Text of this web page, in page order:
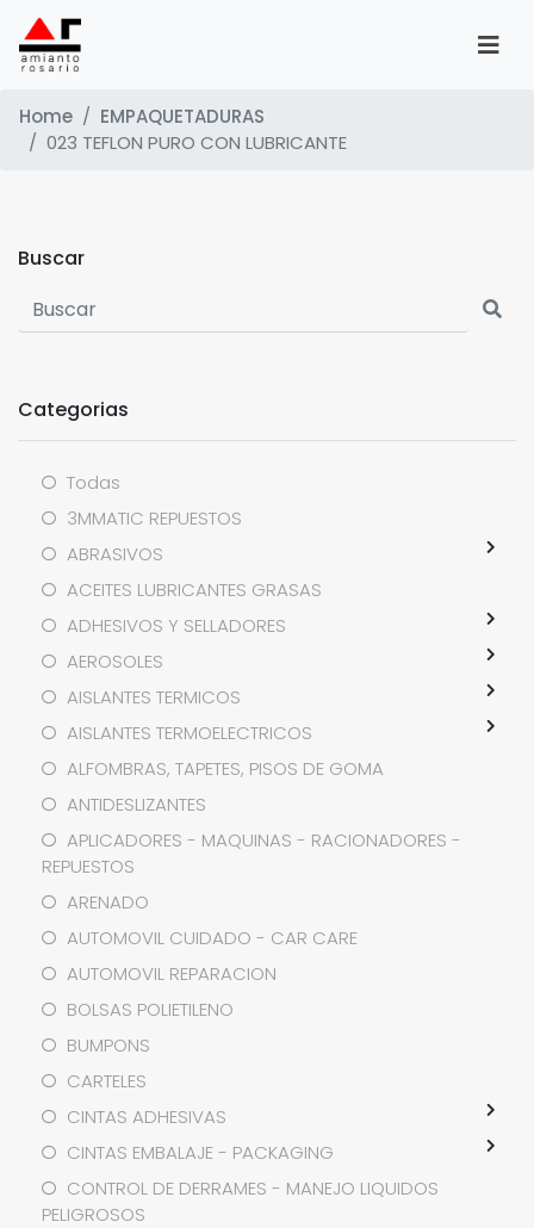
Home
EMPAQUETADURAS
023 TEFLON PURO CON LUBRICANTE
Buscar
Categorias
Todas
3MMATIC REPUESTOS
ABRASIVOS
ACEITES LUBRICANTES GRASAS
ADHESIVOS Y SELLADORES
AEROSOLES
AISLANTES TERMICOS
AISLANTES TERMOELECTRICOS
ALFOMBRAS, TAPETES, PISOS DE GOMA
ANTIDESLIZANTES
APLICADORES - MAQUINAS - RACIONADORES -
REPUESTOS
ARENADO
AUTOMOVIL CUIDADO - CAR CARE
AUTOMOVIL REPARACION
BOLSAS POLIETILENO
BUMPONS
CARTELES
CINTAS ADHESIVAS
CINTAS EMBALAJE - PACKAGING
CONTROL DE DERRAMES - MANEJO LIQUIDOS
PELIGROSOS